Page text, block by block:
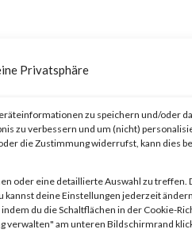
Privatsphäre
zu speichern und/oder
zu verbessern und um (nicht)
die Zustimmung widerrufst, kann dies
oder eine detaillierte Auswahl zu treffen.
kannst deine Einstellungen jederzeit
du die Schaltflächen in der Cookie-
verwalten" am unteren Bildschirmrand
and a blog for a
(RCE)
threat actor in
in Europe and
by tricking a